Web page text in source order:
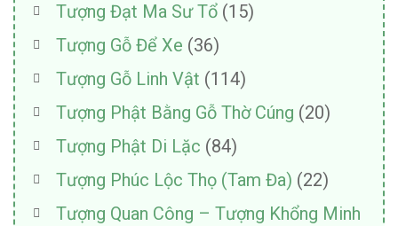
Tượng Đạt Ma Sư Tổ(15)
Tượng Gỗ Để Xe (36)
Tượng Gỗ Linh Vật (114)
Tượng Phật Bằng Gỗ Thờ Cúng (20)
Tượng Phật Di Lặc (84)
Tượng Phúc Lộc Thọ (Tam Đa) (22)
Tượng Quan Công – Tượng Khổng Minh